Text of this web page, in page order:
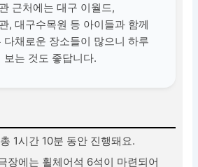
근처에는 대구 이월드,
, 대구수목원 등 아이들과 함께
다채로운 장소들이 많으니 하루
보는 것도 좋답니다.
1시간 10분 동안 진행돼요.
장에는 휠체어석 6석이 마련되어